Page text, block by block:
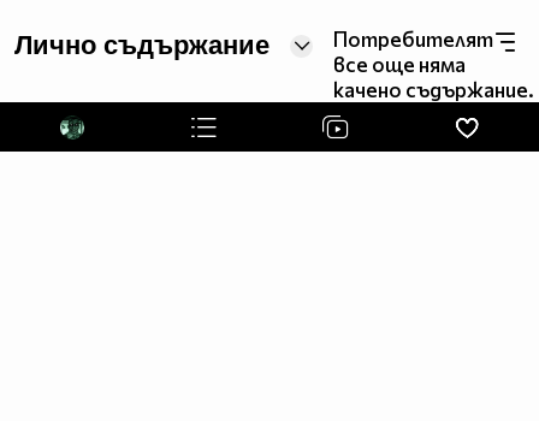
Лично съдържание
Потребителят
все още няма
качено съдържание.